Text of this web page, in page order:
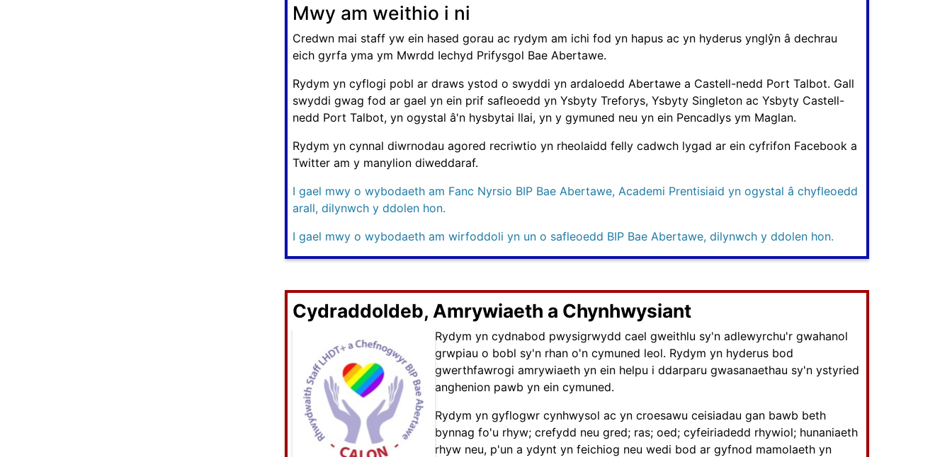
Mwy am weithio i ni
Credwn mai staff yw ein hased gorau ac rydym am ichi fod yn hapus ac yn hyderus ynglŷn â dechrau
eich gyrfa yma ym Mwrdd Iechyd Prifysgol Bae Abertawe.
Rydym yn cyflogi pobl ar draws ystod o swyddi yn ardaloedd Abertawe a Castell-nedd Port Talbot. Gall
swyddi gwag fod ar gael yn ein prif safleoedd yn Ysbyty Treforys, Ysbyty Singleton ac Ysbyty Castell-
nedd Port Talbot, yn ogystal â'n hysbytai llai, yn y gymuned neu yn ein Pencadlys ym Maglan.
Rydym yn cynnal diwrnodau agored recriwtio yn rheolaidd felly cadwch lygad ar ein cyfrifon Facebook a
Twitter am y manylion diweddaraf.
I gael mwy o wybodaeth am Fanc Nyrsio BIP Bae Abertawe, Academi Prentisiaid yn ogystal â chyfleoedd
arall, dilynwch y ddolen hon.
I gael mwy o wybodaeth am wirfoddoli yn un o safleoedd BIP Bae Abertawe, dilynwch y ddolen hon.
Cydraddoldeb, Amrywiaeth a Chynhwysiant
Rydym yn cydnabod pwysigrwydd cael gweithlu sy'n adlewyrchu'r gwahanol
grwpiau o bobl sy'n rhan o'n cymuned leol. Rydym yn hyderus bod
gwerthfawrogi amrywiaeth yn ein helpu i ddarparu gwasanaethau sy'n ystyried
anghenion pawb yn ein cymuned.
Rydym yn gyflogwr cynhwysol ac yn croesawu ceisiadau gan bawb beth
bynnag fo'u rhyw; crefydd neu gred; ras; oed; cyfeiriadedd rhywiol; hunaniaeth
rhyw neu, p'un a ydynt yn feichiog neu wedi bod ar gyfnod mamolaeth yn